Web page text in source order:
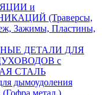
и
(Траверсы,
Зажимы, Пластины,
ДЕТАЛИ ДЛЯ
с
СТАЛЬ
дымоудоления
метал.)